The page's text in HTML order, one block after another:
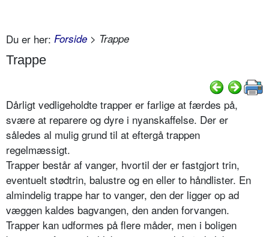
Du er her: Forside > Trappe
Trappe
Dårligt vedligeholdte trapper er farlige at færdes på,
svære at reparere og dyre i nyanskaffelse. Der er
således al mulig grund til at eftergå trappen
regelmæssigt.
Trapper består af vanger, hvortil der er fastgjort trin,
eventuelt stødtrin, balustre og en eller to håndlister. En
almindelig trappe har to vanger, den der ligger op ad
væggen kaldes bagvangen, den anden forvangen.
Trapper kan udformes på flere måder, men i boligen